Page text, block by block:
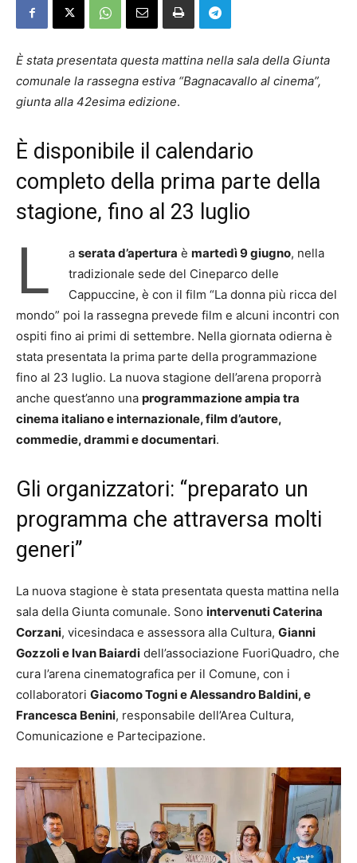
È stata presentata questa mattina nella sala della Giunta
comunale la rassegna estiva “Bagnacavallo al cinema”,
giunta alla 42esima edizione.
È disponibile il calendario
completo della prima parte della
stagione, fino al 23 luglio
L a serata d’apertura è martedì 9 giugno, nella
tradizionale sede del Cineparco delle
Cappuccine, è con il film “La donna più ricca del
mondo” poi la rassegna prevede film e alcuni incontri con
ospiti fino ai primi di settembre. Nella giornata odierna è
stata presentata la prima parte della programmazione
fino al 23 luglio. La nuova stagione dell’arena proporrà
anche quest’anno una programmazione ampia tra
cinema italiano e internazionale, film d’autore,
commedie, drammi e documentari.
Gli organizzatori: “preparato un
programma che attraversa molti
generi”
La nuova stagione è stata presentata questa mattina nella
sala della Giunta comunale. Sono intervenuti Caterina
Corzani, vicesindaca e assessora alla Cultura, Gianni
Gozzoli e Ivan Baiardi dell’associazione FuoriQuadro, che
cura l’arena cinematografica per il Comune, con i
collaboratori Giacomo Togni e Alessandro Baldini, e
Francesca Benini, responsabile dell’Area Cultura,
Comunicazione e Partecipazione.